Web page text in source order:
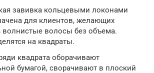
завивка кольцевыми локонами
для клиентов, желающих
волнистые волосы без объема.
на квадраты.
квадрата оборачивают
бумагой, сворачивают в плоский